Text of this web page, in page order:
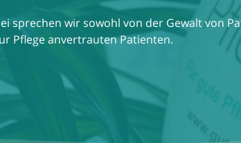
sprechen wir sowohl von der Gewalt von
Pflege anvertrauten Patienten.